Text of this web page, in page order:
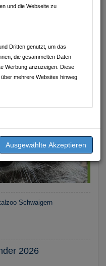
und die Webseite zu
Dritten genutzt, um das
die gesammelten Daten
Werbung anzuzeigen. Diese
mehrere Websites hinweg
Schwaigern
2026